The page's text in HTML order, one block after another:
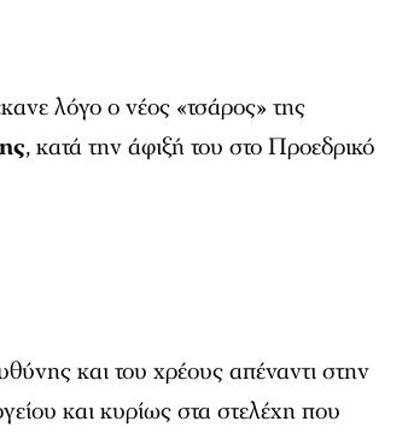
λόγο ο νέος «τσάρος» της
, κατά την άφιξή του στο Προεδρικό
και του χρέους απέναντι στην
και κυρίως στα στελέχη που